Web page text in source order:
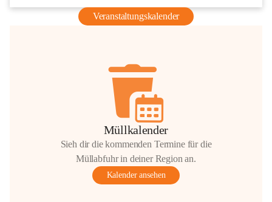
Veranstaltungskalender
Müllkalender
Sieh dir die kommenden Termine für die
Müllabfuhr in deiner Region an.
Kalender ansehen